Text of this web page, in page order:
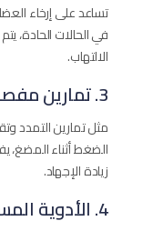
تساعد على إرخاء
في الحالات الحادة،
الالتهاب.
3. تمارين مفصل الفك العلاجية
مثل تمارين التمدد
الضغط أثناء
زيادة الإجهاد.
4. الأدوية المسكنة ومضادات الالتهاب